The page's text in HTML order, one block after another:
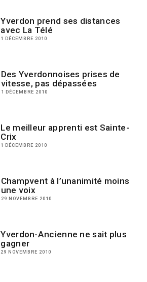
Yverdon prend ses distances
avec La Télé
1 DÉCEMBRE 2010
Des Yverdonnoises prises de
vitesse, pas dépassées
1 DÉCEMBRE 2010
Le meilleur apprenti est Sainte-
Crix
1 DÉCEMBRE 2010
Champvent à l’unanimité moins
une voix
29 NOVEMBRE 2010
Yverdon-Ancienne ne sait plus
gagner
29 NOVEMBRE 2010